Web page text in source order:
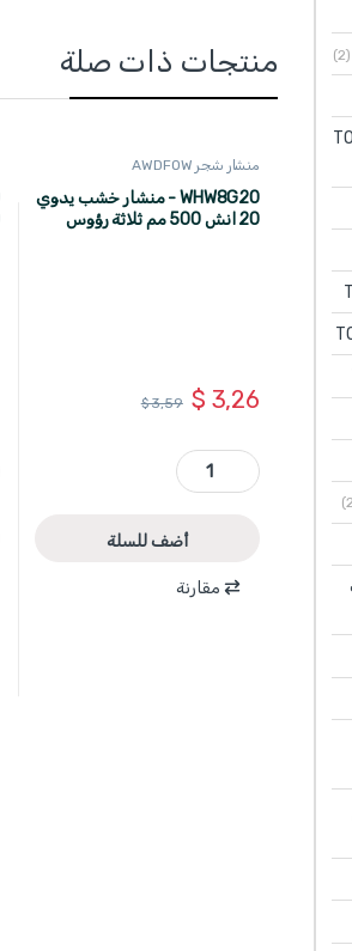
منتجات ذات صلة
منشار شجر AWDFOW
WHW8G20 - منشار خشب يدوي
20 انش 500 مم ثلاثة رؤوس
$ 3,26
$3,59
WHW8G20 - منشار خشب يدوي 20 انش 500 مم ثلاثة رؤوس ماركة WADFOW quantity
أضف للسلة
مقارنة
(2)